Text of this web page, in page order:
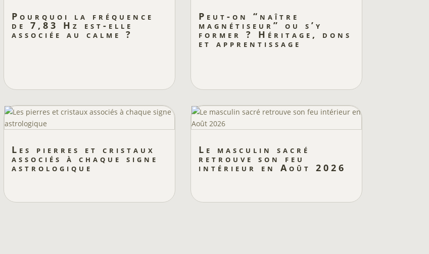
Pourquoi la fréquence
de 7,83 Hz est-elle
associée au calme ?
Peut-on “naître
magnétiseur” ou s’y
former ? Héritage, dons
et apprentissage
Les pierres et cristaux
associés à chaque signe
astrologique
Le masculin sacré
retrouve son feu
intérieur en Août 2026